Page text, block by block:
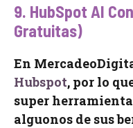
9. HubSpot AI
Gratuitas)
En
Hubspot, por lo
super
alguonos de sus